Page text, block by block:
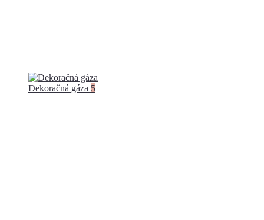
Dekoračná gáza 5